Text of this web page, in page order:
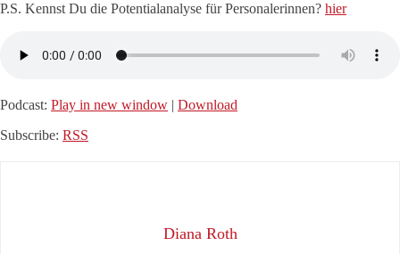
P.S. Kennst Du die Potentialanalyse für Personalerinnen? hier
Podcast: Play in new window | Download
Subscribe: RSS
Diana Roth